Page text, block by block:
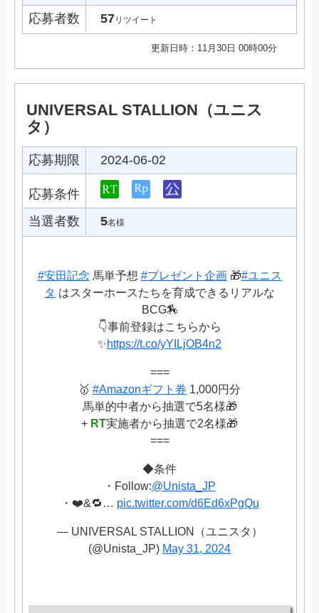
応募者数
57リツイート
更新日時：11月30日 00時00分
UNIVERSAL STALLION（ユニス
タ）
応募期限 2024-06-02
応募条件
当選者数
5名様
#安田記念 馬単予想 #プレゼント企画🎁#ユニス
タ はスターホースたちを育成できるリアルな
BCG🏇
👇事前登録はこちらから
✨https://t.co/yYILjOB4n2
===
🥇 #Amazonギフト券 1,000円分
馬単的中者から抽選で5名様🎁
+ RT実施者から抽選で2名様🎁
===
◆条件
・Follow:@Unista_JP
・❤️&🔁… pic.twitter.com/d6Ed6xPgQu
— UNIVERSAL STALLION（ユニスタ）
(@Unista_JP) May 31, 2024